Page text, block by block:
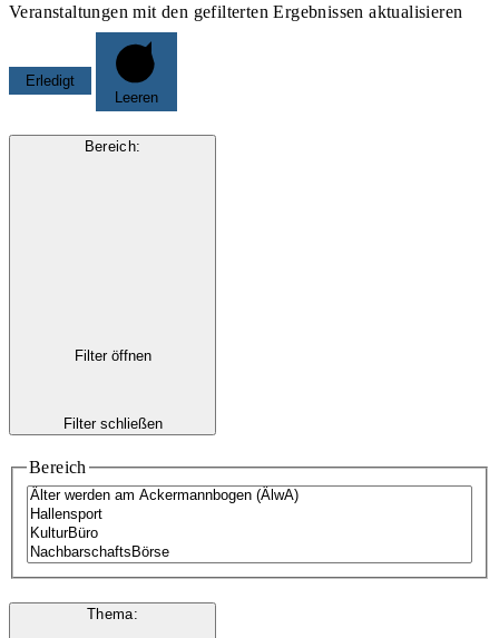
Veranstaltungen mit den gefilterten Ergebnissen aktualisieren
Erledigt
Leeren
Bereich:
Filter öffnen
Filter schließen
Bereich
Thema: